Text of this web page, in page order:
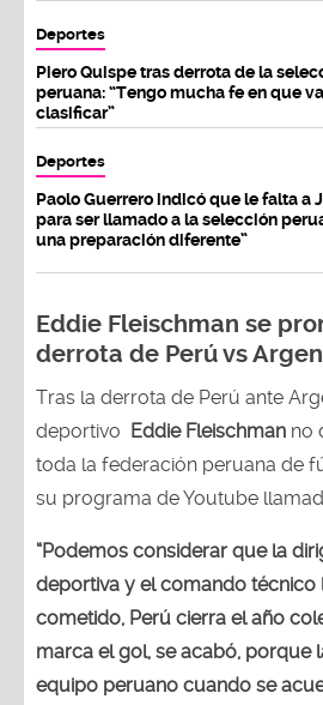
Deportes
Piero Quispe tras derrota de la
peruana: “Tengo mucha fe en que
clasificar”
Deportes
Paolo Guerrero indicó que le falta a
para ser llamado a la selección
una preparación diferente”
Eddie Fleischman se
derrota de Perú vs
Tras la derrota de Perú ante
deportivo Eddie Fleischman no
toda la federación peruana de
su programa de Youtube
“Podemos considerar que la
deportiva y el comando técnico
cometido, Perú cierra el año
marca el gol, se acabó, porque
equipo peruano cuando se